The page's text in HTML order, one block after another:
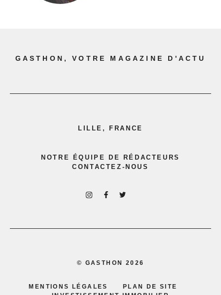
GASTHON, VOTRE MAGAZINE D'ACTU
LILLE, FRANCE
NOTRE ÉQUIPE DE RÉDACTEURS
CONTACTEZ-NOUS
© GASTHON 2026
MENTIONS LÉGALES
PLAN DE SITE